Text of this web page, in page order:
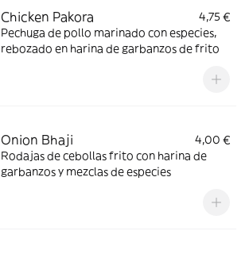
Chicken Pakora
4,75 €
Pechuga de pollo marinado con especies,
rebozado en harina de garbanzos de frito
Onion Bhaji
4,00 €
Rodajas de cebollas frito con harina de
garbanzos y mezclas de especies